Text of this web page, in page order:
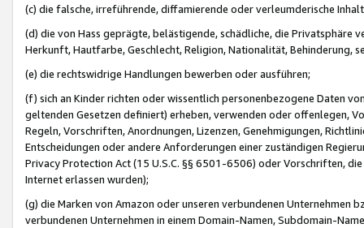
(c) die falsche, irreführende, diffamierende oder verleumderische
(d) die von Hass geprägte, belästigende, schädliche, die Privatsphäre
Herkunft, Hautfarbe, Geschlecht, Religion, Nationalität, Behinderung,
(e) die rechtswidrige Handlungen bewerben oder ausführen;
(f) sich an Kinder richten oder wissentlich personenbezogene Daten
geltenden Gesetzen definiert) erheben, verwenden oder offenlegen,
Regeln, Vorschriften, Anordnungen, Lizenzen, Genehmigungen,
Entscheidungen oder andere Anforderungen einer zuständigen
Privacy Protection Act (15 U.S.C. §§ 6501-6506) oder Vorschriften,
Internet erlassen wurden);
(g) die Marken von Amazon oder unseren verbundenen Unternehmen
verbundenen Unternehmen in einem Domain-Namen, Subdomain-